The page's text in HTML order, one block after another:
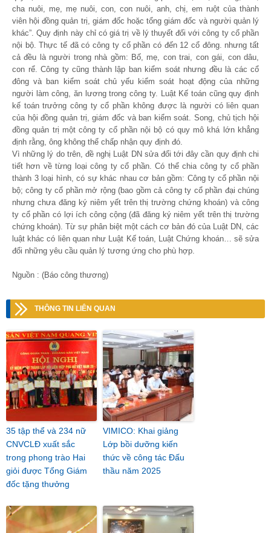
cha nuôi, mẹ, mẹ nuôi, con, con nuôi, anh, chị, em ruột của thành
viên hội đồng quản trị, giám đốc hoặc tổng giám đốc và người quản lý
khác”. Quy định này chỉ có giá trị về lý thuyết đối với công ty cổ phần
nội bộ. Thực tế đã có công ty cổ phần có đến 12 cổ đông. nhưng tất
cả đều là người trong nhà gồm: Bố, mẹ, con trai, con gái, con dâu,
con rể. Công ty cũng thành lập ban kiểm soát nhưng đều là các cổ
đông và ban kiểm soát chủ yếu kiểm soát hoạt động của những
người làm công, ăn lương trong công ty. Luật Kế toán cũng quy định
kế toán trưởng công ty cổ phần không được là người có liên quan
của hội đồng quản trị, giám đốc và ban kiểm soát. Song, chủ tịch hội
đồng quản trị một công ty cổ phần nội bộ có quy mô khá lớn khẳng
định rằng, ông không thể chấp nhận quy định đó.
Vì những lý do trên, đề nghị Luật DN sửa đổi tới đây cần quy định chi
tiết hơn về từng loại công ty cổ phần. Có thể chia công ty cổ phần
thành 3 loại hình, có sự khác nhau cơ bản gồm: Công ty cổ phần nội
bộ; công ty cổ phần mở rộng (bao gồm cả công ty cổ phần đại chúng
nhưng chưa đăng ký niêm yết trên thị trường chứng khoán) và công
ty cổ phần có lợi ích công cộng (đã đăng ký niêm yết trên thị trường
chứng khoán). Từ sự phân biệt một cách cơ bản đó của Luật DN, các
luật khác có liên quan như Luật Kế toán, Luật Chứng khoán… sẽ sửa
đổi những yêu cầu quản lý tương ứng cho phù hợp.
Nguồn : (Báo công thương)
THÔNG TIN LIÊN QUAN
35 tập thể và 234 nữ
CNVCLĐ xuất sắc
trong phong trào Hai
giỏi được Tổng Giám
đốc tặng thưởng
VIMICO: Khai giảng
Lớp bồi dưỡng kiến
thức về công tác Đấu
thầu năm 2025